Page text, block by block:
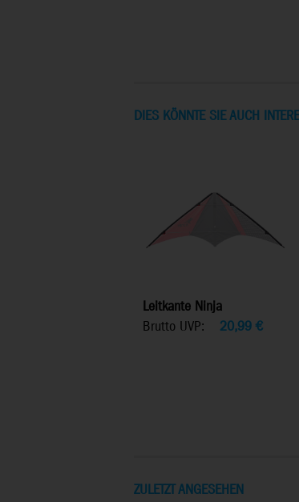
DIES KÖNNTE SIE AUCH
Leitkante Ninja
Brutto UVP:
20,99 €
ZULETZT ANGESEHEN